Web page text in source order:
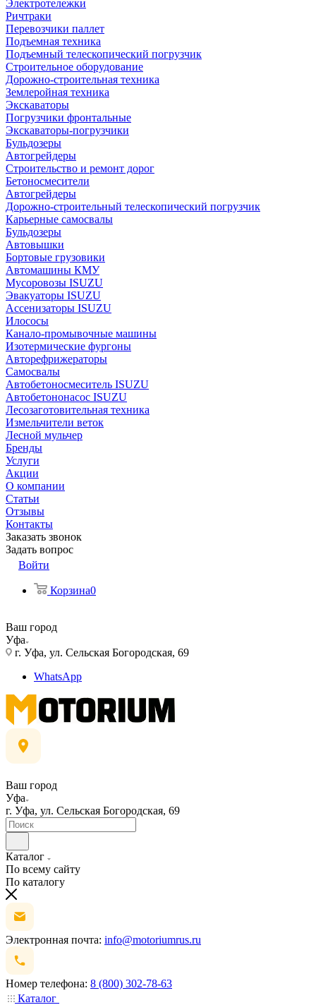
Электротележки
Ричтраки
Перевозчики паллет
Подъемная техника
Подъемный телескопический погрузчик
Строительное оборудование
Дорожно-строительная техника
Землеройная техника
Экскаваторы
Погрузчики фронтальные
Экскаваторы-погрузчики
Бульдозеры
Автогрейдеры
Строительство и ремонт дорог
Бетоносмесители
Автогрейдеры
Дорожно-строительный телескопический погрузчик
Карьерные самосвалы
Бульдозеры
Автовышки
Бортовые грузовики
Автомашины КМУ
Мусоровозы ISUZU
Эвакуаторы ISUZU
Ассенизаторы ISUZU
Илососы
Канало-промывочные машины
Изотермические фургоны
Авторефрижераторы
Самосвалы
Автобетоносмеситель ISUZU
Автобетононасос ISUZU
Лесозаготовительная техника
Измельчители веток
Лесной мульчер
Бренды
Услуги
Акции
О компании
Статьи
Отзывы
Контакты
Заказать звонок
Задать вопрос
Войти
Корзина0
Ваш город
Уфа
г. Уфа, ул. Сельская Богородская, 69
WhatsApp
Ваш город
Уфа
г. Уфа, ул. Сельская Богородская, 69
Каталог
По всему сайту
По каталогу
Электронная почта: info@motoriumrus.ru
Номер телефона: 8 (800) 302-78-63
Каталог